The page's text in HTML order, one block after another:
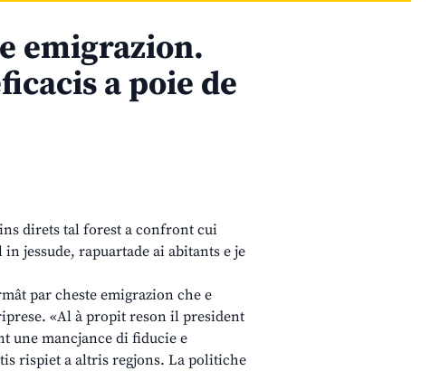
emigrazion.
a poie de
direts tal forest a confront cui
jessude, rapuartade ai abitants e je
par cheste emigrazion che e
«Al à propit reson il president
une mancjance di fiducie e
rispiet a altris regjons. La politiche